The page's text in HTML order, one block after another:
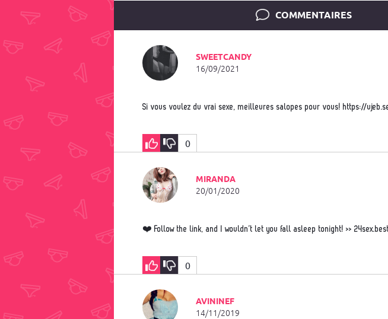
COMMENTAIRES
SWEETCANDY
16/09/2021
Si vous voulez du vrai sexe, meilleures salopes pour vous! https://
0
MIRANDA
20/01/2020
❤️ Follow the link, and I wouldn’t let you fall asleep tonight! >>
0
AVININEF
14/11/2019